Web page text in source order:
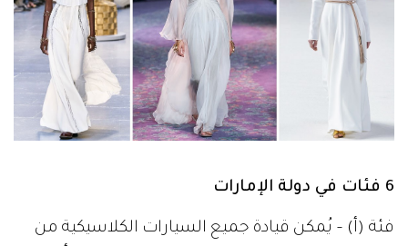
6 فئات في دولة الإمارات
فئة (أ) – يُمكن قيادة جميع السيارات الكلاسيكية من